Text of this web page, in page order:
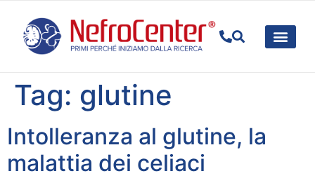
Tag: glutine
Intolleranza al glutine, la
malattia dei celiaci